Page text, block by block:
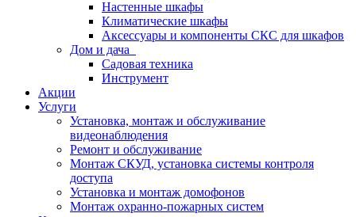
Настенные шкафы
Климатические шкафы
Аксессуары и компоненты СКС для шкафов
Дом и дача
Садовая техника
Инструмент
Акции
Услуги
Установка, монтаж и обслуживание
видеонаблюдения
Ремонт и обслуживание
Монтаж СКУД, установка системы контроля
доступа
Установка и монтаж домофонов
Монтаж охранно-пожарных систем